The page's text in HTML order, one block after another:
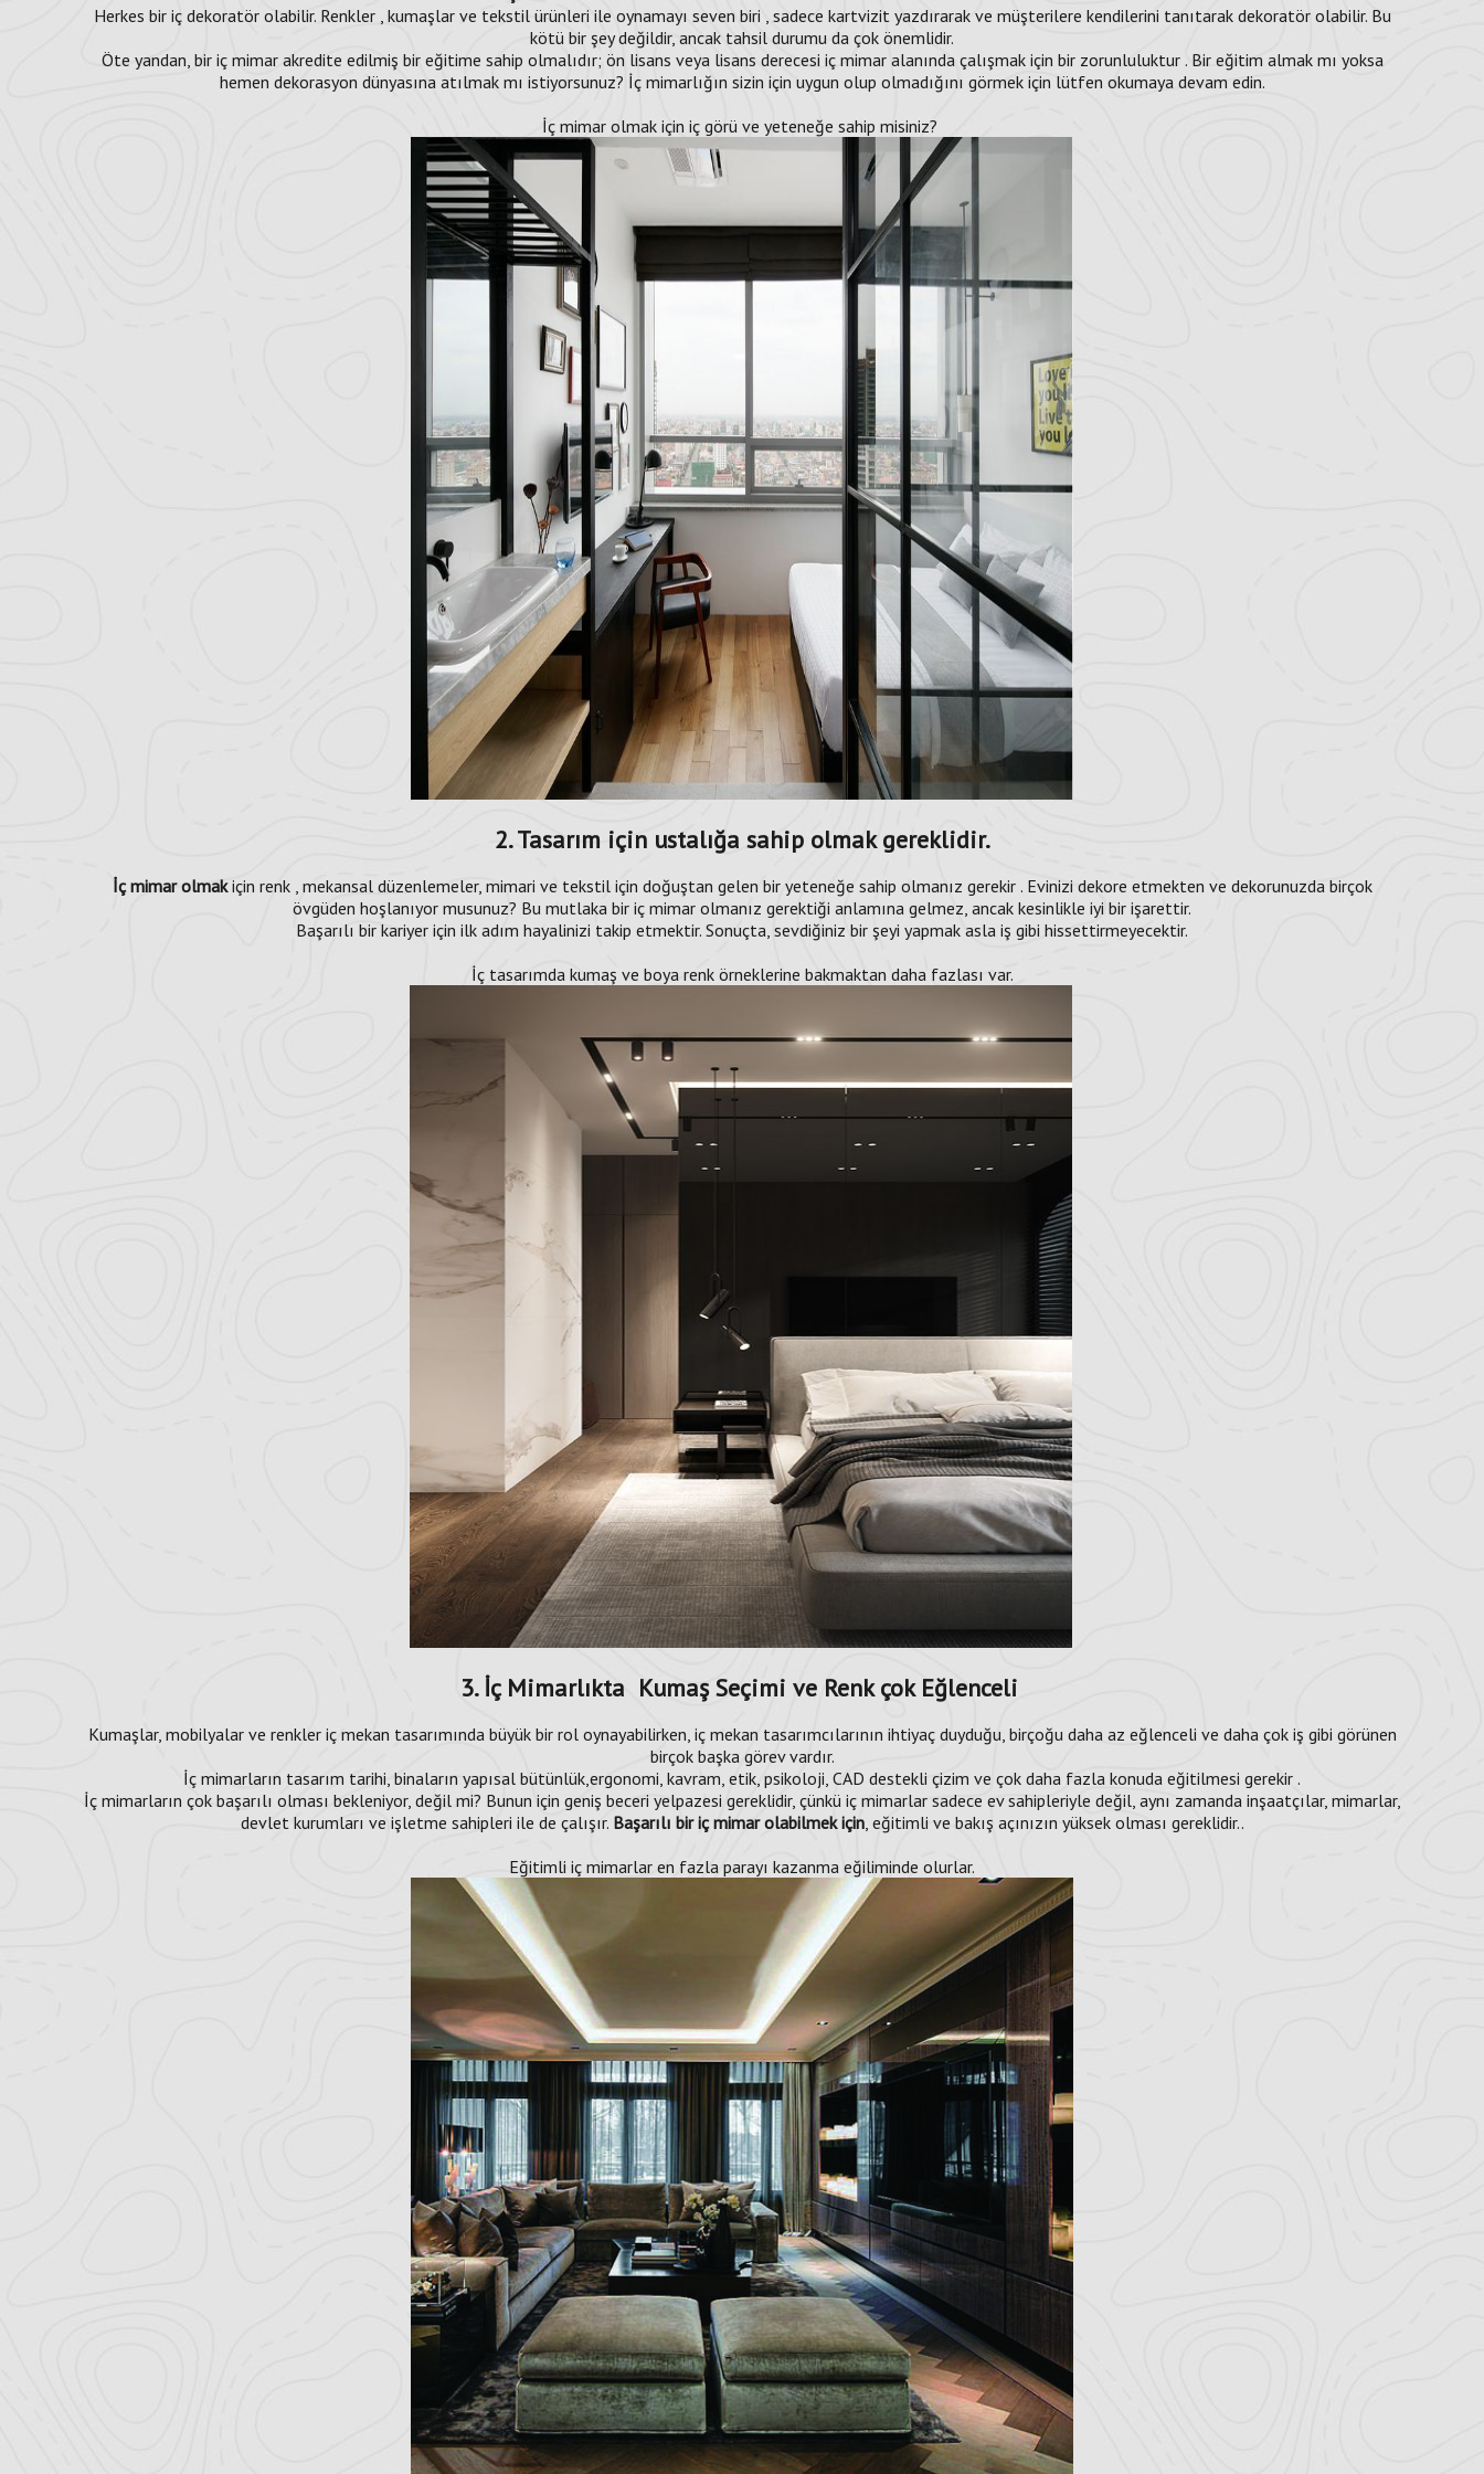
Herkes bir iç dekoratör olabilir. Renkler , kumaşlar ve tekstil ürünleri ile oynamayı seven biri , sadece kartvizit yazdırarak ve müşterilere kendilerini tanıtarak dekoratör olabilir. Bu
kötü bir şey değildir, ancak tahsil durumu da çok önemlidir.
Öte yandan, bir iç mimar akredite edilmiş bir eğitime sahip olmalıdır; ön lisans veya lisans derecesi iç mimar alanında çalışmak için bir zorunluluktur . Bir eğitim almak mı yoksa
hemen dekorasyon dünyasına atılmak mı istiyorsunuz? İç mimarlığın sizin için uygun olup olmadığını görmek için lütfen okumaya devam edin.
İç mimar olmak için iç görü ve yeteneğe sahip misiniz?
2. Tasarım için ustalığa sahip olmak gereklidir.
İç mimar olmakiçin renk , mekansal düzenlemeler, mimari ve tekstil için doğuştan gelen bir yeteneğe sahip olmanız gerekir . Evinizi dekore etmekten ve dekorunuzda birçok
övgüden hoşlanıyor musunuz? Bu mutlaka bir iç mimar olmanız gerektiği anlamına gelmez, ancak kesinlikle iyi bir işarettir.
Başarılı bir kariyer için ilk adım hayalinizi takip etmektir. Sonuçta, sevdiğiniz bir şeyi yapmak asla iş gibi hissettirmeyecektir.
İç tasarımda kumaş ve boya renk örneklerine bakmaktan daha fazlası var.
3. İç Mimarlıkta Kumaş Seçimi ve Renk çok Eğlenceli
Kumaşlar, mobilyalar ve renkler iç mekan tasarımında büyük bir rol oynayabilirken, iç mekan tasarımcılarının ihtiyaç duyduğu, birçoğu daha az eğlenceli ve daha çok iş gibi görünen
birçok başka görev vardır.
İç mimarların tasarım tarihi, binaların yapısal bütünlük,ergonomi, kavram, etik, psikoloji, CAD destekli çizim ve çok daha fazla konuda eğitilmesi gerekir .
İç mimarların çok başarılı olması bekleniyor, değil mi? Bunun için geniş beceri yelpazesi gereklidir, çünkü iç mimarlar sadece ev sahipleriyle değil, aynı zamanda inşaatçılar, mimarlar,
devlet kurumları ve işletme sahipleri ile de çalışır. Başarılı bir iç mimar olabilmek için, eğitimli ve bakış açınızın yüksek olması gereklidir..
Eğitimli iç mimarlar en fazla parayı kazanma eğiliminde olurlar.